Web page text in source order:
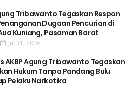
Tribawanto Tegaskan Respon
Dugaan Pencurian di
Kuniang, Pasaman Barat
Jul 31, 2026
AKBP Agung Tribawanto Tegaskan
Hukum Tanpa Pandang Bulu
Pelaku Narkotika